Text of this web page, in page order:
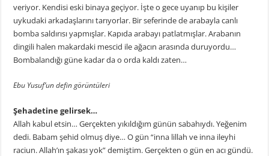
veriyor. Kendisi eski binaya geçiyor. İşte o gece uyanıp bu kişiler
uykudaki arkadaşlarını tarıyorlar. Bir seferinde de arabayla canlı
bomba saldırısı yapmışlar. Kapıda arabayı patlatmışlar. Arabanın
dingili halen makardaki mescid ile ağacın arasında duruyordu…
Bombalandığı güne kadar da o orda kaldı zaten…
Ebu Yusuf’un defin görüntüleri
Şehadetine gelirsek…
Allah kabul etsin… Gerçekten yıkıldığım günün sabahıydı. Yeğenim
dedi. Babam şehid olmuş diye… O gün “inna lillah ve inna ileyhi
raciun. Allah’ın şakası yok” demiştim. Gerçekten o gün en acı gündü.